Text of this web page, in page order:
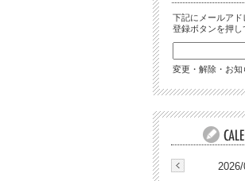
下記にメールアド
登録ボタンを押し
変更・解除・お知